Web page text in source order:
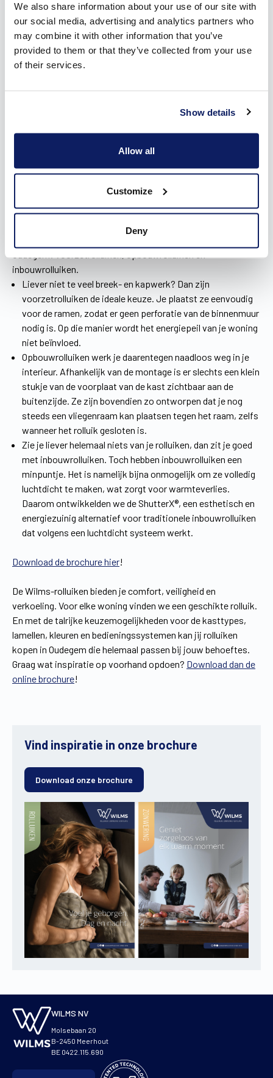
We also share information about your use of our site with
our social media, advertising and analytics partners who
may combine it with other information that you’ve
provided to them or that they’ve collected from your use
of their services.
Show details
Allow all
Customize
Deny
Doe inspiratie op voor je rolluiken
Rolluiken kopen in Oudegem? Dat doe je niet zomaar.
Misschien wil je het product wel liever eerst zien en uittesten.
Je doet het in het Wilms Experience Center of bij de lokale
bedieningsmogelijkheden, kleuren en materialen.Download
en verken op voorhand alle opties voor jouw
De verschillende soorten rolluiken in
Oudegem
In de inspiratiebrochure staan onze
inbouwrolluiken.
Liever niet te veel breek- en kapwerk? Dan zijn
voorzetrolluiken de ideale keuze. Je plaatst ze eenvoudig
voor de ramen, zodat er geen perforatie van de binnenmuur
nodig is. Op die manier wordt het energiepeil van je woning
niet beïnvloed.
Opbouwrolluiken werk je daarentegen naadloos weg in je
interieur. Afhankelijk van de montage is er slechts een klein
stukje van de voorplaat van de kast zichtbaar aan de
buitenzijde. Ze zijn bovendien zo ontworpen dat je nog
steeds een vliegenraam kan plaatsen tegen het raam, zelfs
wanneer het rolluik gesloten is.
Zie je liever helemaal niets van je rolluiken, dan zit je goed
met inbouwrolluiken. Toch hebben inbouwrolluiken een
minpuntje. Het is namelijk bijna onmogelijk om ze volledig
luchtdicht te maken, wat zorgt voor warmteverlies.
Daarom ontwikkelden we de ShutterX®, een esthetisch en
energiezuinig alternatief voor traditionele inbouwrolluiken
dat volgens een luchtdicht systeem werkt.
Download de brochure hier!
De Wilms-rolluiken bieden je comfort, veiligheid en
verkoeling. Voor elke woning vinden we een geschikte rolluik.
En met de talrijke keuzemogelijkheden voor de kasttypes,
lamellen, kleuren en bedieningssystemen kan jij rolluiken
kopen in Oudegem die helemaal passen bij jouw behoeftes.
Graag wat inspiratie op voorhand opdoen? Download dan de
online brochure!
Vind inspiratie in onze brochure
Download onze brochure
WILMS NV
Molsebaan 20
B-2450 Meerhout
BE 0422.115.690